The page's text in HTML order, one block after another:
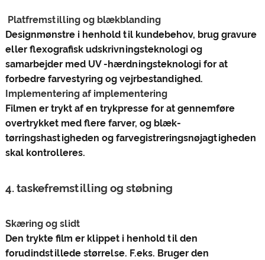
‌ Platfremstilling og blækblanding‌
Designmønstre i henhold til kundebehov, brug gravure
eller flexografisk udskrivningsteknologi og
samarbejder med UV -hærdningsteknologi for at
forbedre farvestyring og vejrbestandighed‌.
Implementering af implementering‌
Filmen er trykt af en trykpresse for at gennemføre
overtrykket med flere farver, og blæk-
tørringshastigheden og farvegistreringsnøjagtigheden
skal kontrolleres.
4. taskefremstilling og støbning
Skæring og slidt‌
Den trykte film er klippet i henhold til den
forudindstillede størrelse. F.eks. Bruger den